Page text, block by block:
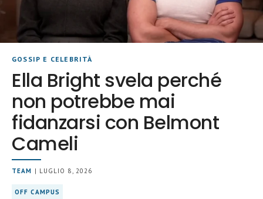
GOSSIP E CELEBRITÀ
Ella Bright svela perché
non potrebbe mai
fidanzarsi con Belmont
Cameli
TEAM | LUGLIO 8, 2026
OFF CAMPUS